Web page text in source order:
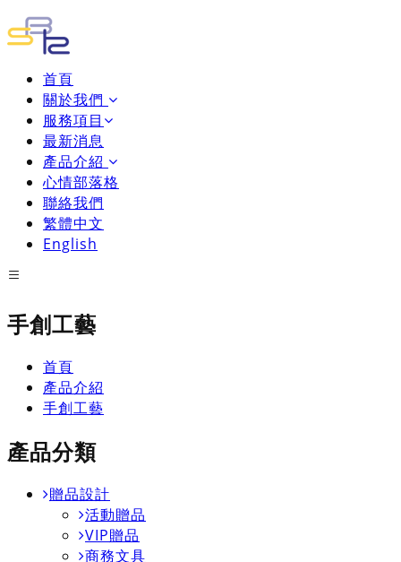
首頁
關於我們
服務項目
最新消息
產品介紹
心情部落格
聯絡我們
繁體中文
English
手創工藝
首頁
產品介紹
手創工藝
產品分類
贈品設計
活動贈品
VIP贈品
商務文具